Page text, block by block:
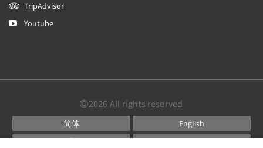
TripAdvisor
Youtube
2026 All rights reserved
简体
English
日本語
Português